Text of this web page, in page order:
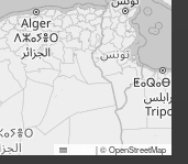
|© OpenStreetMap